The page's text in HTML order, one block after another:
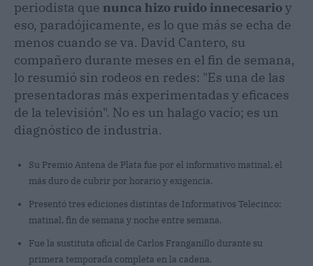
periodista que nunca hizo ruido innecesarioy
eso, paradójicamente, es lo que más se echa de
menos cuando se va. David Cantero, su
compañero durante meses en el fin de semana,
lo resumió sin rodeos en redes: "Es una de las
presentadoras más experimentadas y eficaces
de la televisión". No es un halago vacío; es un
diagnóstico de industria.
Su Premio Antena de Plata fue por el informativo matinal, el
más duro de cubrir por horario y exigencia.
Presentó tres ediciones distintas de Informativos Telecinco:
matinal, fin de semana y noche entre semana.
Fue la sustituta oficial de Carlos Franganillo durante su
primera temporada completa en la cadena.